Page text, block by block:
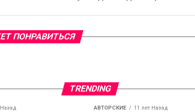
ПОНРАВИТЬСЯ
TRENDING
АВТОРСКИЕ 11 лет Назад